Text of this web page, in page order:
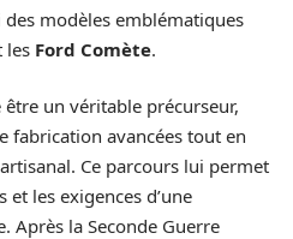
modèles emblématiques
les Ford Comète.
un véritable précurseur,
fabrication avancées tout en
Ce parcours lui permet
les exigences d’une
Après la Seconde Guerre